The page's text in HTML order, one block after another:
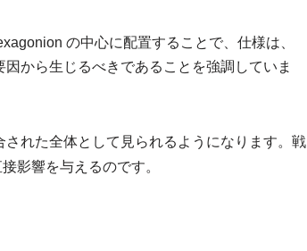
の中心に配置することで、仕様は、
から生じるべきであることを強調していま
れた全体として見られるようになります。戦
影響を与えるのです。